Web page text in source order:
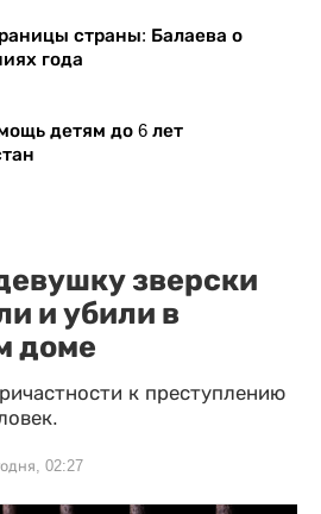
страны: Балаева о
года
детям до 6 лет
зверски
и убили в
доме
к преступлению
02:27